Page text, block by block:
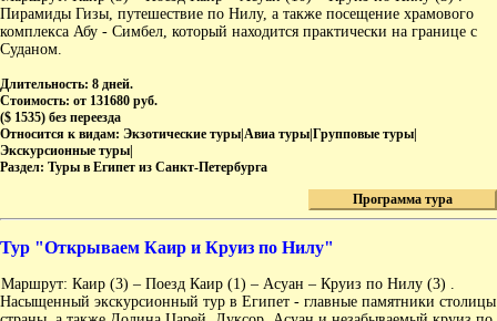
Пирамиды Гизы, путешествие по Нилу, а также посещение храмового
комплекса Абу - Симбел, который находится практически на границе с
Суданом.
Длительность: 8 дней.
Стоимость: от 131680 руб.
($ 1535) без переезда
Относится к видам: Экзотические туры|Авиа туры|Групповые туры|
Экскурсионные туры|
Раздел: Туры в Египет из Санкт-Петербурга
Программа тура
Тур "Открываем Каир и Круиз по Нилу"
Маршрут: Каир (3) – Поезд Каир (1) – Асуан – Круиз по Нилу (3) .
Насыщенный экскурсионный тур в Египет - главные памятники столицы